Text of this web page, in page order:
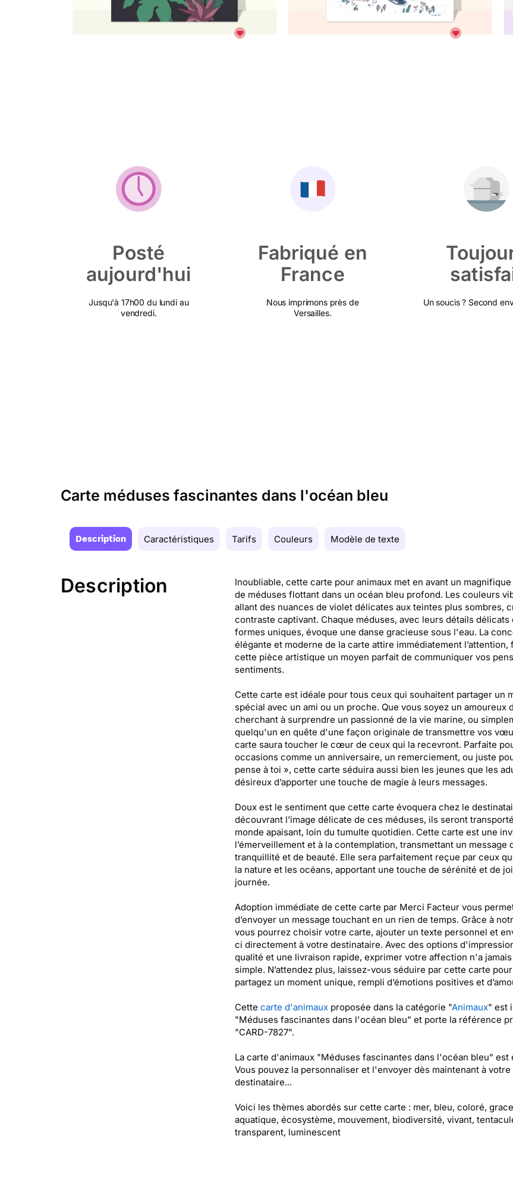
Posté
aujourd'hui
Jusqu'à 17h00 du lundi au
vendredi.
Fabriqué en
France
Nous imprimons près de
Versailles.
Un soucis ? Second
Carte méduses fascinantes dans l'océan bleu
Description Caractéristiques Tarifs Couleurs Modèle de texte
Description
Inoubliable, cette carte pour animaux met en avant un
de méduses flottant dans un océan bleu profond. Les couleurs
allant des nuances de violet délicates aux teintes plus sombres,
contraste captivant. Chaque méduses, avec leurs détails délicats
formes uniques, évoque une danse gracieuse sous l'eau. La
élégante et moderne de la carte attire immédiatement l’attention,
cette pièce artistique un moyen parfait de communiquer vos
sentiments.
Cette carte est idéale pour tous ceux qui souhaitent partager un
spécial avec un ami ou un proche. Que vous soyez un amoureux
cherchant à surprendre un passionné de la vie marine, ou
quelqu'un en quête d'une façon originale de transmettre vos
carte saura toucher le cœur de ceux qui la recevront. Parfaite
occasions comme un anniversaire, un remerciement, ou juste
pense à toi », cette carte séduira aussi bien les jeunes que les
désireux d’apporter une touche de magie à leurs messages.
Doux est le sentiment que cette carte évoquera chez le
découvrant l’image délicate de ces méduses, ils seront
monde apaisant, loin du tumulte quotidien. Cette carte est une
l’émerveillement et à la contemplation, transmettant un message
tranquillité et de beauté. Elle sera parfaitement reçue par ceux
la nature et les océans, apportant une touche de sérénité et de
journée.
Adoption immédiate de cette carte par Merci Facteur vous
d’envoyer un message touchant en un rien de temps. Grâce à
vous pourrez choisir votre carte, ajouter un texte personnel et
ci directement à votre destinataire. Avec des options
qualité et une livraison rapide, exprimer votre affection n'a
simple. N’attendez plus, laissez-vous séduire par cette carte
partagez un moment unique, rempli d’émotions positives et
Cette carte d'animauxproposée dans la catégorie "Animaux" est
"Méduses fascinantes dans l'océan bleu" et porte la référence
"CARD-7827".
La carte d'animaux "Méduses fascinantes dans l'océan bleu" est
Vous pouvez la personnaliser et l'envoyer dès maintenant à votre
destinataire...
Voici les thèmes abordés sur cette carte : mer, bleu, coloré,
aquatique, écosystème, mouvement, biodiversité, vivant,
transparent, luminescent